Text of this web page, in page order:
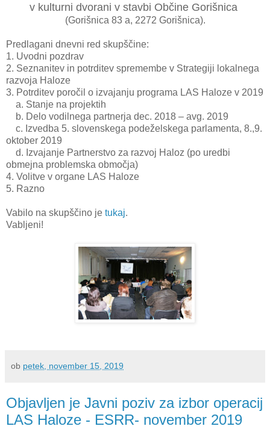
v kulturni dvorani v stavbi Občine Gorišnica
(Gorišnica 83 a, 2272 Gorišnica).
Predlagani dnevni red skupščine:
1. Uvodni pozdrav
2. Seznanitev in potrditev spremembe v Strategiji lokalnega
razvoja Haloze
3. Potrditev poročil o izvajanju programa LAS Haloze v 2019
a. Stanje na projektih
b. Delo vodilnega partnerja dec. 2018 – avg. 2019
c. Izvedba 5. slovenskega podeželskega parlamenta, 8.,9.
oktober 2019
d. Izvajanje Partnerstvo za razvoj Haloz (po uredbi
obmejna problemska območja)
4. Volitve v organe LAS Haloze
5. Razno
Vabilo na skupščino je tukaj.
Vabljeni!
ob petek, november 15, 2019
Objavljen je Javni poziv za izbor operacij
LAS Haloze - ESRR- november 2019